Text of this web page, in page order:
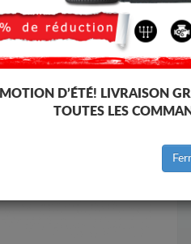
D’ÉTÉ! LIVRAISON
TOUTES LES